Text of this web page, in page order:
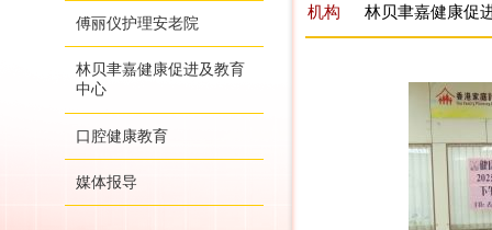
傅丽仪护理安老院
林贝聿嘉健康促进及教育
中心
口腔健康教育
媒体报导
机构
林贝聿嘉健康促